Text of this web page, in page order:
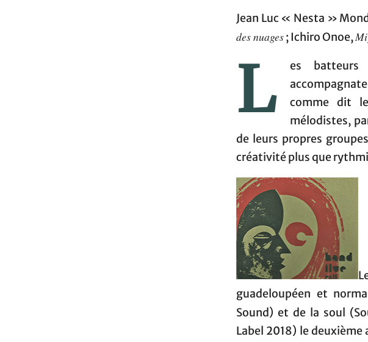
Jean Luc « Nesta »
des nuages; Ichiro Onoe,
L
es
comme dit
mélodistes,
de leurs propres
créativité plus que
guadeloupéen et
Sound) et de la soul
Label 2018) le